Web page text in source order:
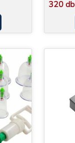
320 db